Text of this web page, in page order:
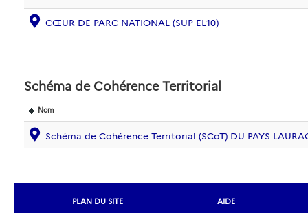
CŒUR DE PARC NATIONAL (SUP EL10)
Schéma de Cohérence Territorial
Nom
Schéma de Cohérence Territorial (SCoT) DU PAYS
PLAN DU SITE
AIDE